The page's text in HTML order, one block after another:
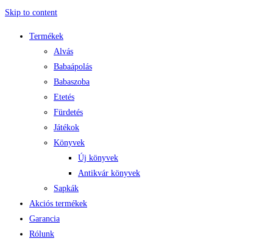
Skip to content
Termékek
Alvás
Babaápolás
Babaszoba
Etetés
Fürdetés
Játékok
Könyvek
Új könyvek
Antikvár könyvek
Sapkák
Akciós termékek
Garancia
Rólunk